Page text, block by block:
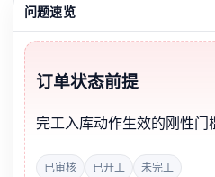
问题速览
订单状态前提
完工入库动作生效的刚性门
已审核 已开工 未完工